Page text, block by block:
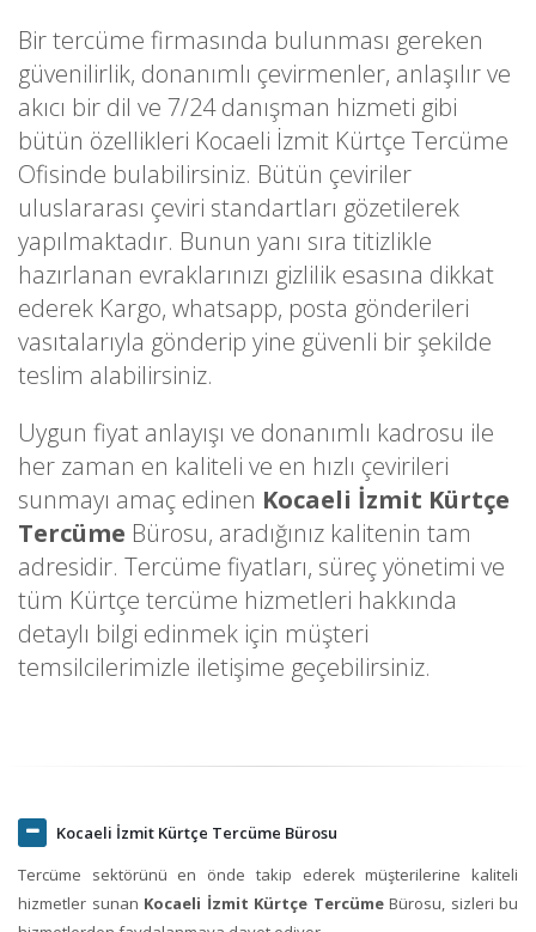
Bir tercüme firmasında bulunması gereken
güvenilirlik, donanımlı çevirmenler, anlaşılır ve
akıcı bir dil ve 7/24 danışman hizmeti gibi
bütün özellikleri Kocaeli İzmit Kürtçe Tercüme
Ofisinde bulabilirsiniz. Bütün çeviriler
uluslararası çeviri standartları gözetilerek
yapılmaktadır. Bunun yanı sıra titizlikle
hazırlanan evraklarınızı gizlilik esasına dikkat
ederek Kargo, whatsapp, posta gönderileri
vasıtalarıyla gönderip yine güvenli bir şekilde
teslim alabilirsiniz.
Uygun fiyat anlayışı ve donanımlı kadrosu ile
her zaman en kaliteli ve en hızlı çevirileri
sunmayı amaç edinen Kocaeli İzmit Kürtçe
Tercüme Bürosu, aradığınız kalitenin tam
adresidir. Tercüme fiyatları, süreç yönetimi ve
tüm Kürtçe tercüme hizmetleri hakkında
detaylı bilgi edinmek için müşteri
temsilcilerimizle iletişime geçebilirsiniz.
Kocaeli İzmit Kürtçe Tercüme Bürosu
Tercüme sektörünü en önde takip ederek müşterilerine kaliteli
hizmetler sunan Kocaeli İzmit Kürtçe TercümeBürosu, sizleri bu